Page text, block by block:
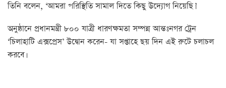
তিনি বলেন, ‘আমরা পরিস্থিতি সামাল দিতে কিছু উদ্যোগ নিয়েছি।’
অনুষ্ঠানে প্রধানমন্ত্রী ৮০০ যাত্রী ধারণক্ষমতা সম্পন্ন আন্তঃনগর ট্রেন
‘চিলাহাটি এক্সপ্রেস’ উদ্বোন করেন- যা সপ্তাহে ছয় দিন এই রুটে চলাচল
করবে।